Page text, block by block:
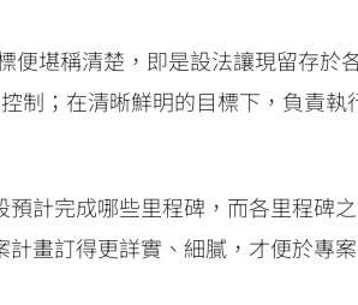
堪稱清楚，即是設法讓現留存於
制；在清晰鮮明的目標下，負責
計完成哪些里程碑，而各里程碑
畫訂得更詳實、細膩，才便於專